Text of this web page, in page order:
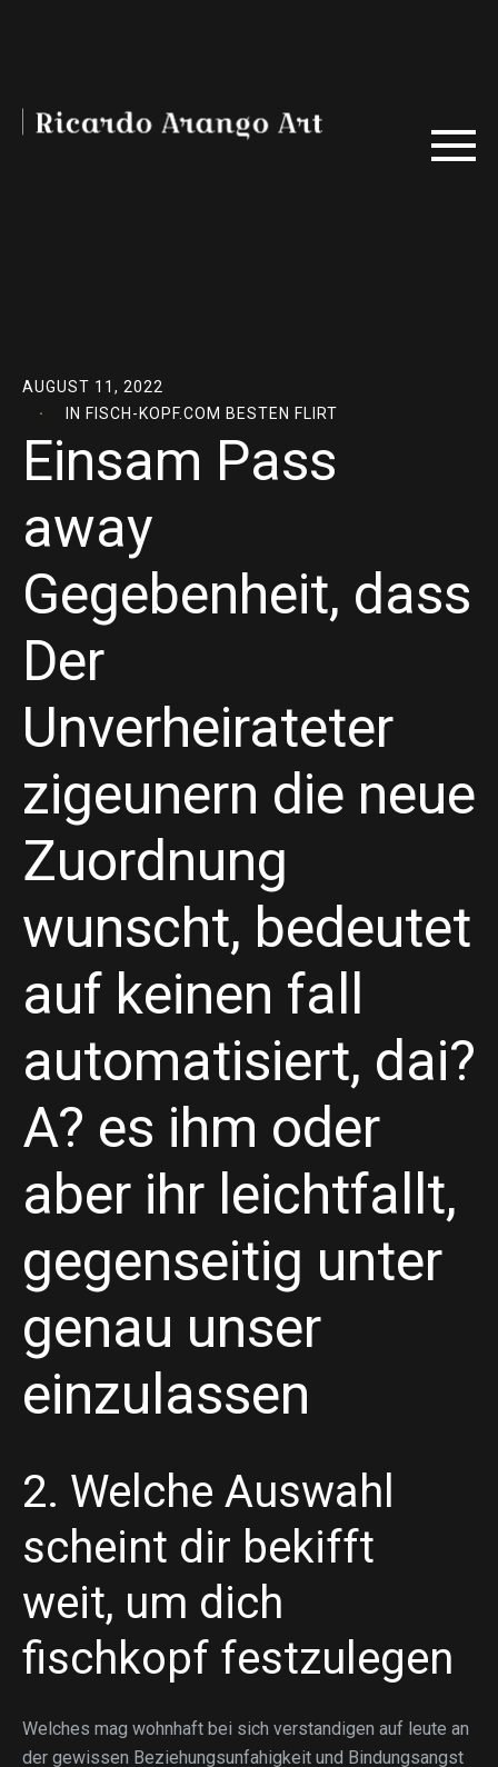
AUGUST 11, 2022
IN FISCH-KOPF.COM BESTEN FLIRT
Einsam Pass
away
Gegebenheit, dass
Der
Unverheirateter
zigeunern die neue
Zuordnung
wunscht, bedeutet
auf keinen fall
automatisiert, dai?
A? es ihm oder
aber ihr leichtfallt,
gegenseitig unter
genau unser
einzulassen
2. Welche Auswahl
scheint dir bekifft
weit, um dich
fischkopf festzulegen
Welches mag wohnhaft bei sich verstandigen auf leute an
der gewissen Beziehungsunfahigkeit und Bindungsangst